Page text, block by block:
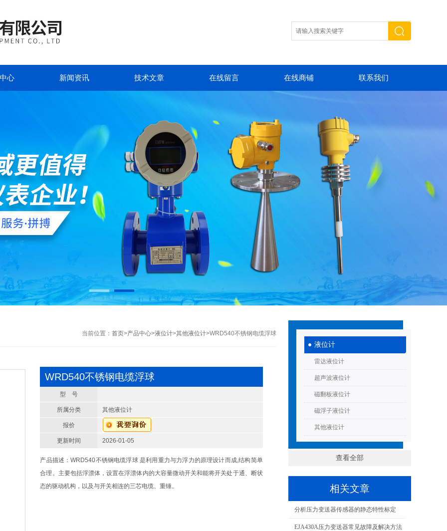
心 新闻资讯 技术文章 在线留言 在线商铺 联系我们
液位计
雷达液位计
超声波液位计
磁翻板液位计
磁浮子液位计
其他液位计
查看全部
相关文章
分析压力变送器传感器的静态特性标定
EJA430A压力变送器常见故障及解决方法
当前位置： 首页>产品中心>液位计>其他液位计>WRD540不锈钢电缆浮球
WRD540不锈钢电缆浮球
型 号
所属分类 其他液位计
报价
更新时间 2026-01-05
产品描述：WRD540不锈钢电缆浮球 是利用重力与力浮力的原理设计而成,结构简单
合理。主要包括浮漂体，设置在浮漂体内的大容量微动开关和能将开关处于通、断状
态的驱动机构，以及与开关相连的三芯电缆、重锤。